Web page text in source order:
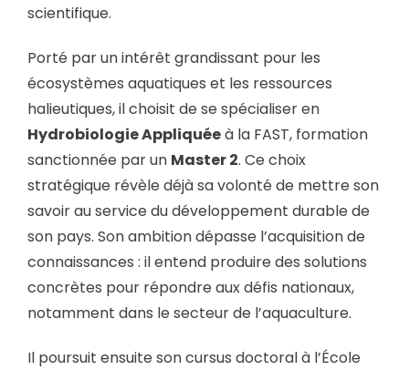
scientifique.
Porté par un intérêt grandissant pour les
écosystèmes aquatiques et les ressources
halieutiques, il choisit de se spécialiser en
Hydrobiologie Appliquéeà la FAST, formation
sanctionnée par un Master 2. Ce choix
stratégique révèle déjà sa volonté de mettre son
savoir au service du développement durable de
son pays. Son ambition dépasse l’acquisition de
connaissances : il entend produire des solutions
concrètes pour répondre aux défis nationaux,
notamment dans le secteur de l’aquaculture.
Il poursuit ensuite son cursus doctoral à l’École